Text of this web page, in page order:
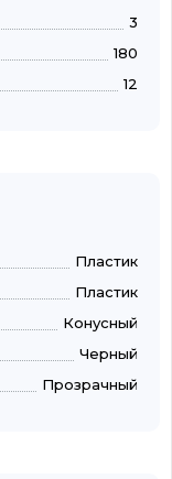
3
180
12
Пластик
Пластик
Конусный
Черный
Прозрачный